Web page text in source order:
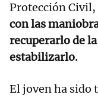
Protección
con las
recuperarlo de
estabilizarlo.
El joven ha sido